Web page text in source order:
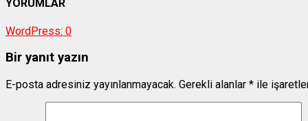
YORUMLAR
WordPress: 0
Bir yanıt yazın
E-posta adresiniz yayınlanmayacak. Gerekli alanlar * ile